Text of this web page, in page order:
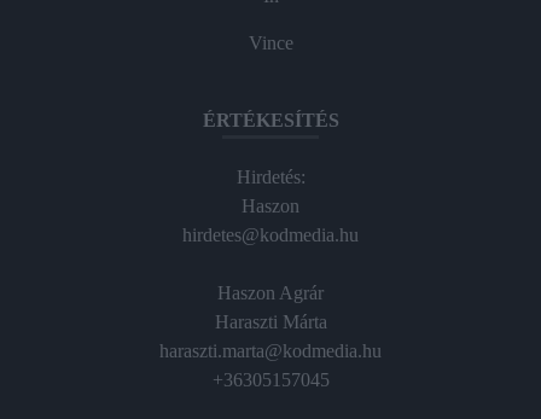
Vince
ÉRTÉKESÍTÉS
Hirdetés:
Haszon
hirdetes@kodmedia.hu
Haszon Agrár
Haraszti Márta
haraszti.marta@kodmedia.hu
+36305157045